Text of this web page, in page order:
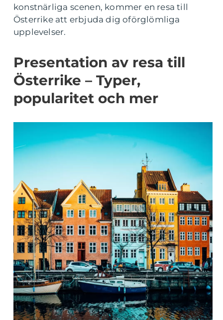
konstnärliga scenen, kommer en resa till
Österrike att erbjuda dig oförglömliga
upplevelser.
Presentation av resa till
Österrike – Typer,
popularitet och mer